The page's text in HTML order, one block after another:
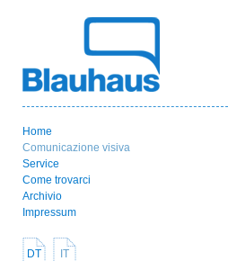
Home
Comunicazione visiva
Service
Come trovarci
Archivio
Impressum
DT IT